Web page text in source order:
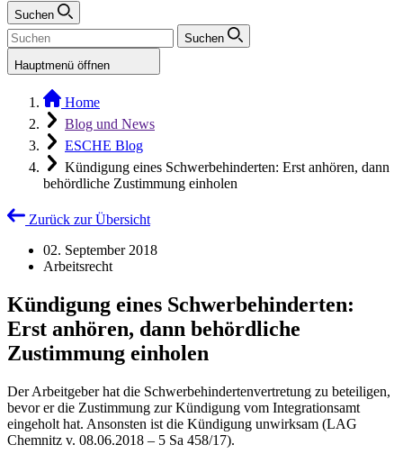
Suchen
Suchen
Hauptmenü öffnen
Home
Blog und News
ESCHE Blog
Kündigung eines Schwerbehinderten: Erst anhören, dann
behördliche Zustimmung einholen
Zurück zur Übersicht
02. September 2018
Arbeitsrecht
Kündigung eines Schwerbehinderten:
Erst anhören, dann behördliche
Zustimmung einholen
Der Arbeitgeber hat die Schwerbehindertenvertretung zu beteiligen,
bevor er die Zustimmung zur Kündigung vom Integrationsamt
eingeholt hat. Ansonsten ist die Kündigung unwirksam (LAG
Chemnitz v. 08.06.2018 – 5 Sa 458/17).